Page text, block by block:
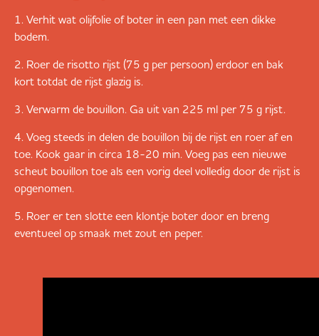
Verhit wat olijfolie of boter in een pan met een dikke
bodem.
Roer de risotto rijst (75 g per persoon) erdoor en bak
kort totdat de rijst glazig is.
Verwarm de bouillon. Ga uit van 225 ml per 75 g rijst.
Voeg steeds in delen de bouillon bij de rijst en roer af en
toe. Kook gaar in circa 18-20 min. Voeg pas een nieuwe
scheut bouillon toe als een vorig deel volledig door de rijst is
opgenomen.
Roer er ten slotte een klontje boter door en breng
eventueel op smaak met zout en peper.